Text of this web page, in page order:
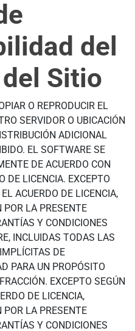
del
Sitio
O REPRODUCIR EL
SERVIDOR O UBICACIÓN
ADICIONAL
EL SOFTWARE SE
DE ACUERDO CON
DE LICENCIA. EXCEPTO
ACUERDO DE LICENCIA,
POR LA PRESENTE
Y CONDICIONES
INCLUIDAS TODAS LAS
DE
PARA UN PROPÓSITO
EXCEPTO SEGÚN
DE LICENCIA,
POR LA PRESENTE
Y CONDICIONES